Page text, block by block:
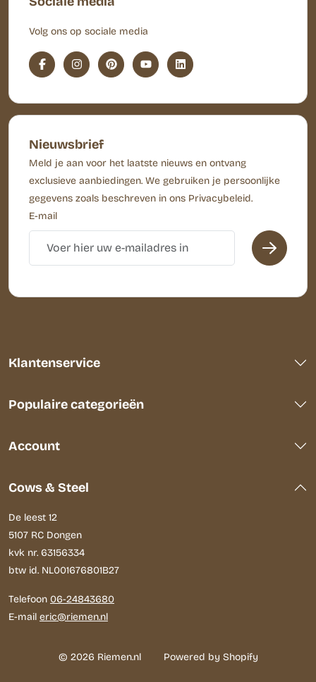
Volg ons op sociale media
Nieuwsbrief
Meld je aan voor het laatste nieuws en ontvang
exclusieve aanbiedingen. We gebruiken je persoonlijke
gegevens zoals beschreven in ons Privacybeleid.
E-mail
Klantenservice
Populaire categorieën
Account
Cows & Steel
De leest 12
5107 RC Dongen
kvk nr. 63156334
btw id. NL001676801B27
Telefoon 06-24843680
E-mail eric@riemen.nl
© 2026 Riemen.nl Powered by Shopify